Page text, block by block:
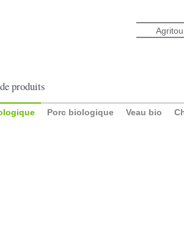
produits
Porc biologique Veau bio